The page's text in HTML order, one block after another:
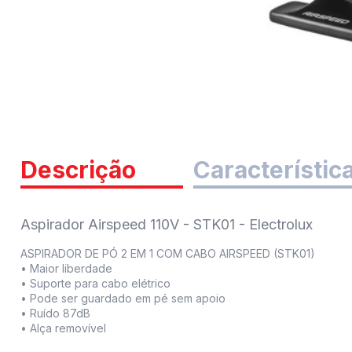
Descrição
Aspirador Airspeed 110V - STK01 - Electrolux
ASPIRADOR DE PÓ 2 EM 1 COM CABO AIRSPEED (STK01)
• Maior liberdade
• Suporte para cabo elétrico
• Pode ser guardado em pé sem apoio
• Ruído 87dB
• Alça removível